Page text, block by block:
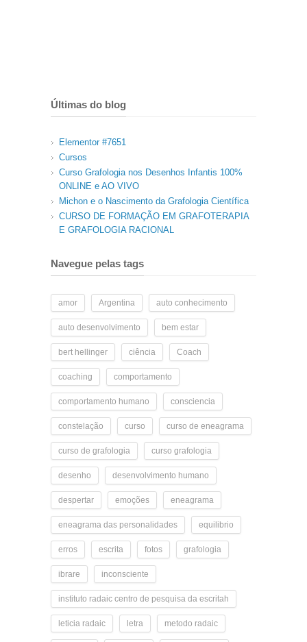
Últimas do blog
Elementor #7651
Cursos
Curso Grafologia nos Desenhos Infantis 100%
ONLINE e AO VIVO
Michon e o Nascimento da Grafologia Científica
CURSO DE FORMAÇÃO EM GRAFOTERAPIA
E GRAFOLOGIA RACIONAL
Navegue pelas tags
amor Argentina auto conhecimento
auto desenvolvimento bem estar
bert hellinger ciência Coach
coaching comportamento
comportamento humano consciencia
constelação curso curso de eneagrama
curso de grafologia curso grafologia
desenho desenvolvimento humano
despertar emoções eneagrama
eneagrama das personalidades equilibrio
erros escrita fotos grafologia
ibrare inconsciente
instituto radaic centro de pesquisa da escritah
leticia radaic letra metodo radaic